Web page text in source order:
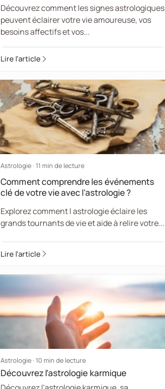
Découvrez comment les signes astrologiques
peuvent éclairer votre vie amoureuse, vos
besoins affectifs et vos...
Lire l'article
Astrologie · 11 min de lecture
Comment comprendre les événements
clé de votre vie avec l'astrologie ?
Explorez comment l astrologie éclaire les
grands tournants de vie et aide à relire votre...
Lire l'article
Astrologie · 10 min de lecture
Découvrez l'astrologie karmique